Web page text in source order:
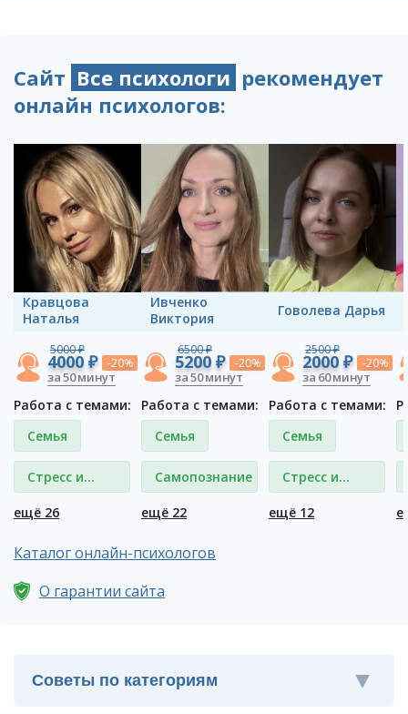
Сайт Все психологи рекомендует
онлайн психологов:
Кравцова
Наталья
5000 ₽
4000 ₽ -20%
за 50 минут
Работа с темами:
Семья
Стресс и
депрессия
ещё 26
Ивченко
Виктория
6500 ₽
5200 ₽ -20%
за 50 минут
Работа с темами:
Семья
Самопознание
ещё 22
Говолева Дарья
2500 ₽
2000 ₽ -20%
за 60 минут
Работа с темами:
Семья
Стресс и
депрессия
ещё 12
Каталог онлайн-психологов
О гарантии сайта